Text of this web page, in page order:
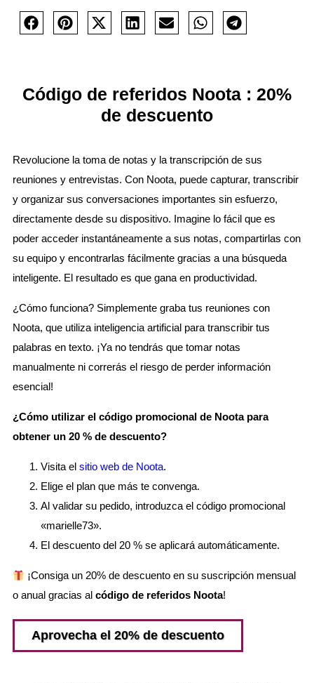
Código de referidos Noota : 20%
de descuento
Revolucione la toma de notas y la transcripción de sus
reuniones y entrevistas. Con Noota, puede capturar, transcribir
y organizar sus conversaciones importantes sin esfuerzo,
directamente desde su dispositivo. Imagine lo fácil que es
poder acceder instantáneamente a sus notas, compartirlas con
su equipo y encontrarlas fácilmente gracias a una búsqueda
inteligente. El resultado es que gana en productividad.
¿Cómo funciona? Simplemente graba tus reuniones con
Noota, que utiliza inteligencia artificial para transcribir tus
palabras en texto. ¡Ya no tendrás que tomar notas
manualmente ni correrás el riesgo de perder información
esencial!
¿Cómo utilizar el código promocional de Noota para
obtener un 20 % de descuento?
Visita el sitio web de Noota.
Elige el plan que más te convenga.
Al validar su pedido, introduzca el código promocional
«marielle73».
El descuento del 20 % se aplicará automáticamente.
¡Consiga un 20% de descuento en su suscripción mensual
o anual gracias al código de referidos Noota!
Aprovecha el 20% de descuento